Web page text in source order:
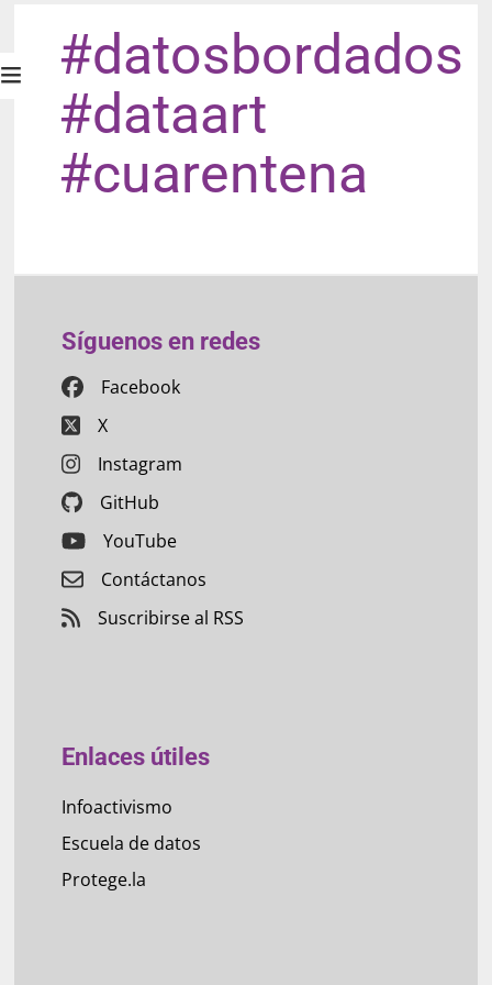
#datosbordados
#dataart
#cuarentena
Síguenos en redes
Facebook
X
Instagram
GitHub
YouTube
Contáctanos
Suscribirse al RSS
Enlaces útiles
Infoactivismo
Escuela de datos
Protege.la